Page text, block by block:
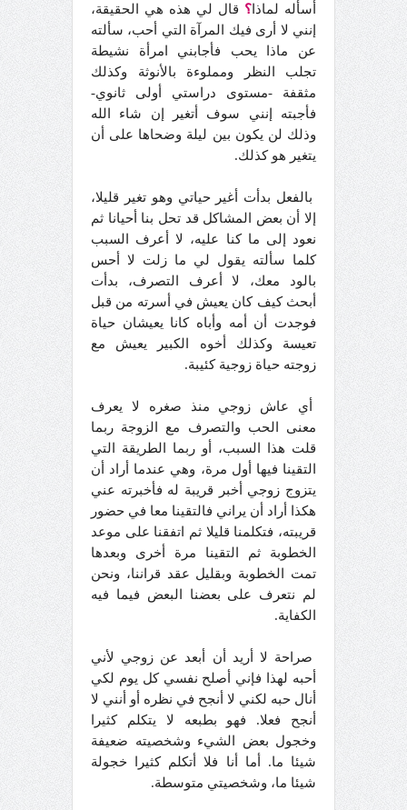
أسأله لماذا ؟ قال لي هذه هي الحقيقة،
إنني لا أرى فيك المرآة التي أحب، سألته
عن ماذا يحب فأجابني امرأة نشيطة
تجلب النظر ومملوءة بالأنوثة وكذلك
مثقفة -مستوى دراستي أولى ثانوي-
فأجبته إنني سوف أتغير إن شاء الله
وذلك لن يكون بين ليلة وضحاها على أن
يتغير هو كذلك.
بالفعل بدأت أغير حياتي وهو تغير قليلا،
إلا أن بعض المشاكل قد تحل بنا أحيانا ثم
نعود إلى ما كنا عليه، لا أعرف السبب
كلما سألته يقول لي ما زلت لا أحس
بالود معك، لا أعرف التصرف، بدأت
أبحث كيف كان يعيش في أسرته من قبل
فوجدت أن أمه وأباه كانا يعيشان حياة
تعيسة وكذلك أخوه الكبير يعيش مع
زوجته حياة زوجية كئيبة.
أي عاش زوجي منذ صغره لا يعرف
معنى الحب والتصرف مع الزوجة ربما
قلت هذا السبب، أو ربما الطريقة التي
التقينا فيها أول مرة، وهي عندما أراد أن
يتزوج زوجي أخبر قريبة له فأخبرته عني
هكذا أراد أن يراني فالتقينا معا في حضور
قريبته، فتكلمنا قليلا ثم اتفقنا على موعد
الخطوبة ثم التقينا مرة أخرى وبعدها
تمت الخطوبة وبقليل عقد قراننا، ونحن
لم نتعرف على بعضنا البعض فيما فيه
الكفاية.
صراحة لا أريد أن أبعد عن زوجي لأني
أحبه لهذا فإني أصلح نفسي كل يوم لكي
أنال حبه لكني لا أنجح في نظره أو أنني لا
أنجح فعلا. فهو بطبعه لا يتكلم كثيرا
وخجول بعض الشيء وشخصيته ضعيفة
شيئا ما. أما أنا فلا أتكلم كثيرا خجولة
شيئا ما، وشخصيتي متوسطة.